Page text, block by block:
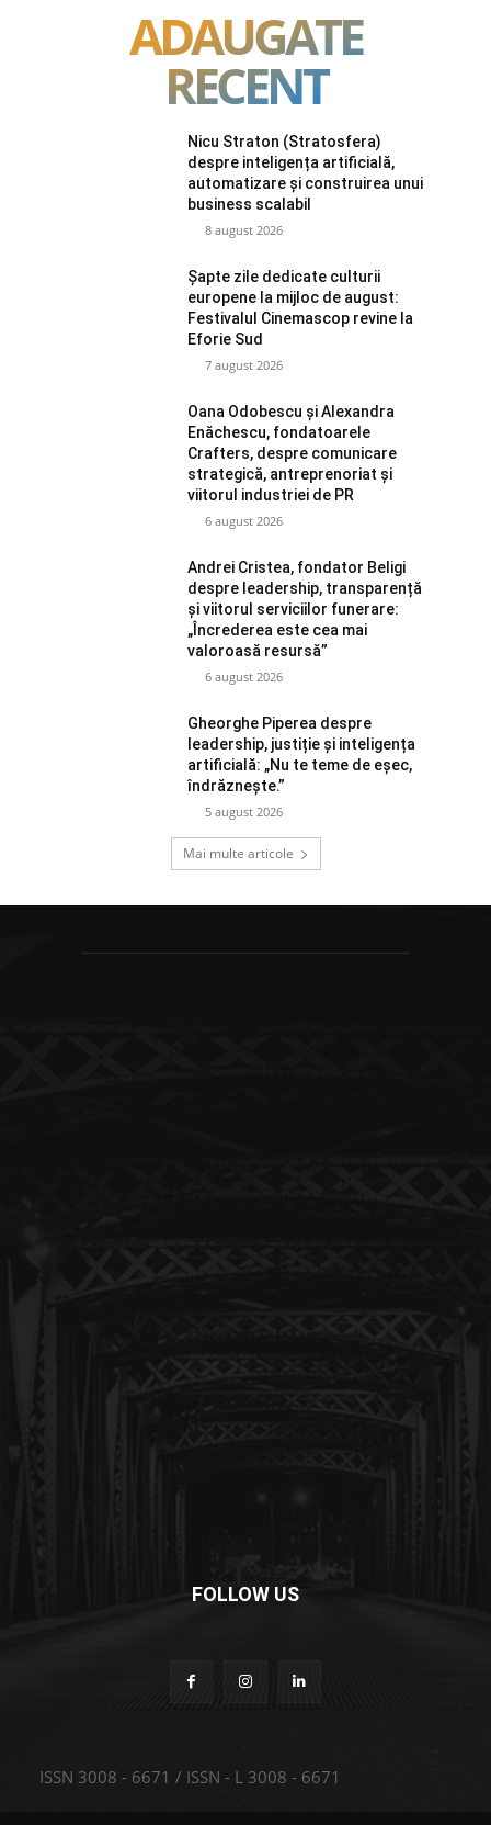
ADAUGATE
RECENT
Nicu Straton (Stratosfera)
despre inteligența artificială,
automatizare și construirea unui
business scalabil
8 august 2026
Șapte zile dedicate culturii
europene la mijloc de august:
Festivalul Cinemascop revine la
Eforie Sud
7 august 2026
Oana Odobescu și Alexandra
Enăchescu, fondatoarele
Crafters, despre comunicare
strategică, antreprenoriat și
viitorul industriei de PR
6 august 2026
Andrei Cristea, fondator Beligi
despre leadership, transparență
și viitorul serviciilor funerare:
„Încrederea este cea mai
valoroasă resursă”
6 august 2026
Gheorghe Piperea despre
leadership, justiție și inteligența
artificială: „Nu te teme de eșec,
îndrăznește.”
5 august 2026
Mai multe articole
FOLLOW US
ISSN 3008 - 6671 / ISSN - L 3008 - 6671